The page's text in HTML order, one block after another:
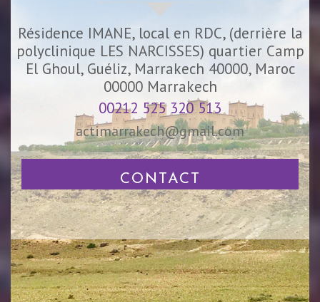
Résidence IMANE, local en RDC, (derrière la
polyclinique LES NARCISSES) quartier Camp
El Ghoul, Guéliz, Marrakech 40000, Maroc
00000 Marrakech
00212 525 320 513
actimarrakech@gmail.com
CONTACT